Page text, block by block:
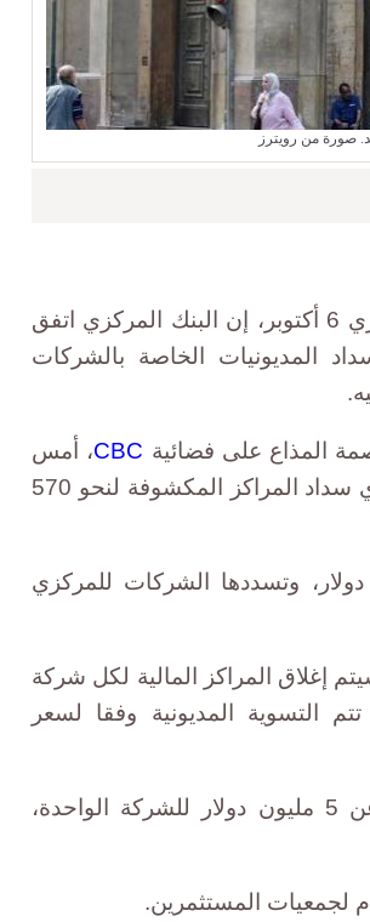
صورة من رويترز
قال محمد خميس شعبان، رئيس جمعية مستثمري 6 أكتوبر، إن البنك المركزي اتفق
المديونيات الخاصة بالشركات
المذاع على فضائية CBC، أمس
الإثنين، إن الاتفاق تضمن أن يتولى البنك المركزي سداد المراكز المكشوفة لنحو 570
تلك الشركات نحو 600 مليون دولار، وتسددها الشركات للمركزي
إغلاق المراكز المالية لكل شركة
التسوية المديونية وفقا لسعر
ويخص الاتفاق الشركات التي تقل مديونياتها عن 5 مليون دولار للشركة الواحدة،
لجمعيات المستثمرين.